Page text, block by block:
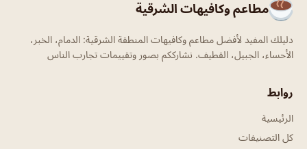
مطاعم وكافيهات الشرقية
دليلك المفيد لأفضل مطاعم وكافيهات المنطقة الشرقية: الدمام، الخبر،
الأحساء، الجبيل، القطيف. نشارككم بصور وتقييمات تجارب الناس
روابط
الرئيسية
كل التصنيفات